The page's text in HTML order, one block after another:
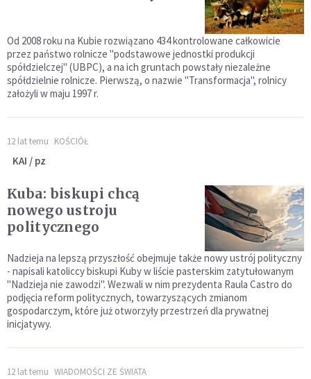
Od 2008 roku na Kubie rozwiązano 434 kontrolowane całkowicie
przez państwo rolnicze "podstawowe jednostki produkcji
spółdzielczej" (UBPC), a na ich gruntach powstały niezależne
spółdzielnie rolnicze. Pierwszą, o nazwie "Transformacja", rolnicy
założyli w maju 1997 r.
12 lat temu KOŚCIÓŁ
KAI / pz
Kuba: biskupi chcą
nowego ustroju
politycznego
Nadzieja na lepszą przyszłość obejmuje także nowy ustrój polityczny
- napisali katoliccy biskupi Kuby w liście pasterskim zatytułowanym
"Nadzieja nie zawodzi". Wezwali w nim prezydenta Raula Castro do
podjęcia reform politycznych, towarzyszących zmianom
gospodarczym, które już otworzyły przestrzeń dla prywatnej
inicjatywy.
12 lat temu WIADOMOŚCI ZE ŚWIATA